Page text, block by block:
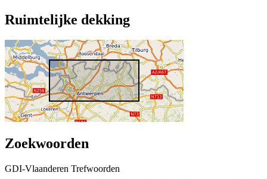
Ruimtelijke dekking
Zoekwoorden
GDI-Vlaanderen Trefwoorden